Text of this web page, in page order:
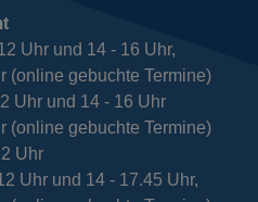
Uhr und 14 - 16 Uhr,
(online gebuchte Termine)
Uhr und 14 - 16 Uhr
(online gebuchte Termine)
Uhr
Uhr und 14 - 17.45 Uhr,